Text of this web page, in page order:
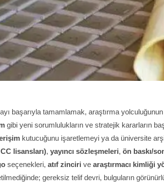
başarıyla tamamlamak, araştırma
gibi yeni sorumlulukların ve stratejik kararların
kutucuğunu işaretlemeyi ya da üniversite
lisansları), yayıncı sözleşmeleri, ön baskı/
seçenekleri, atıf zinciri ve araştırmacı kimliği
gereksiz telif devri, bulguların